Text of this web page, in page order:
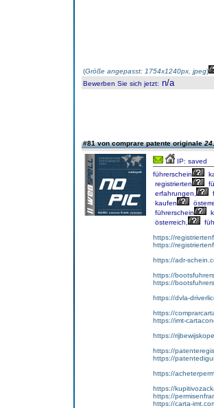
(Größe angepasst: 1754x1240px, jpeg)
Bewerben Sie sich jetzt: n/a
#81 von comprare patente originale
IP: saved
führerschein
registrierten
erfahrungen,
kaufen
führerschein
österreich,
https://
https://
https://adr-
https://
https://
https://dvla-
https://
https://imt-
https://
https://
https://
https://
https://
https://
https://carta-